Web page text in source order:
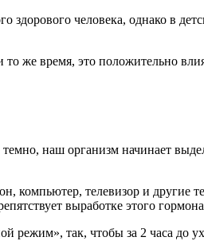
человека, однако в
же время, это положительно
наш организм начинает
компьютер, телевизор и
выработке этого
режим», так, чтобы за 2 часа до